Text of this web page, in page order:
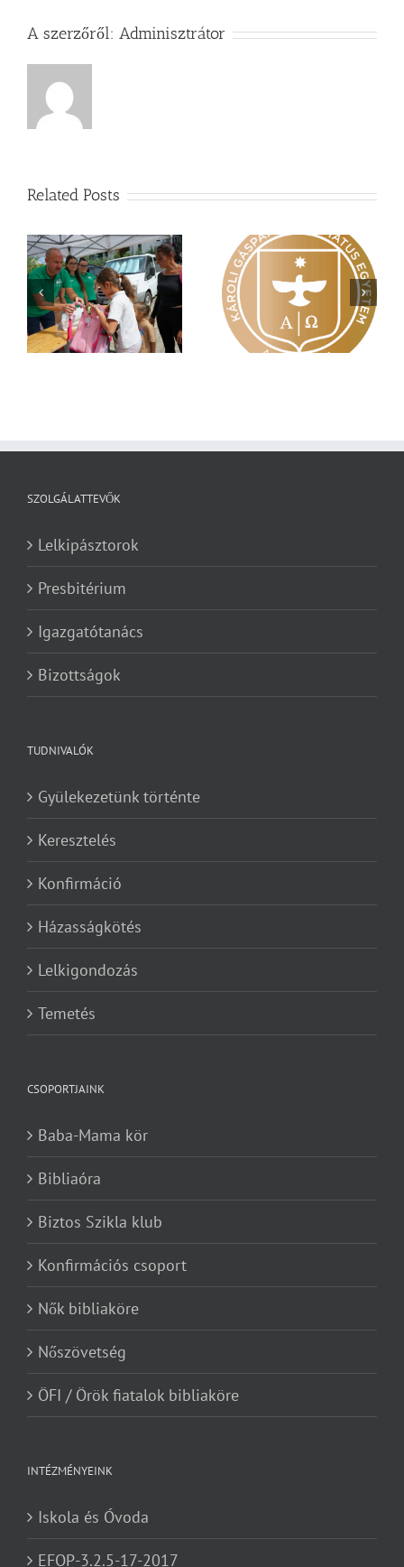
A szerzőről: Adminisztrátor
Related Posts
Nagy érdeklődés övezi
a Károli képzéseit
Vasárnapi üzenet –
Zsoltárok 149
SZOLGÁLATTEVŐK
Lelkipásztorok
Presbitérium
Igazgatótanács
Bizottságok
TUDNIVALÓK
Gyülekezetünk történte
Keresztelés
Konfirmáció
Házasságkötés
Lelkigondozás
Temetés
CSOPORTJAINK
Baba-Mama kör
Bibliaóra
Biztos Szikla klub
Konfirmációs csoport
Nők bibliaköre
Nőszövetség
ÖFI / Örök fiatalok bibliaköre
INTÉZMÉNYEINK
Iskola és Óvoda
EFOP-3.2.5-17-2017